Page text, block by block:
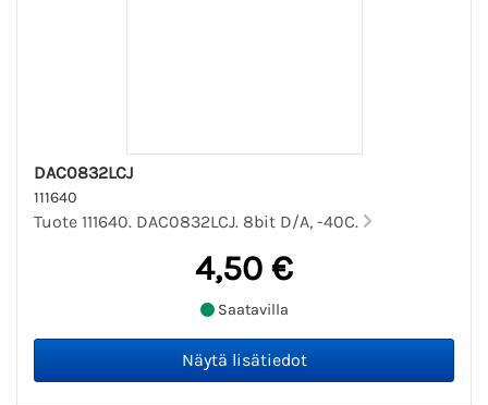
DAC0832LCJ
111640
Tuote 111640. DAC0832LCJ. 8bit D/A, -40C.
4,50 €
Saatavilla